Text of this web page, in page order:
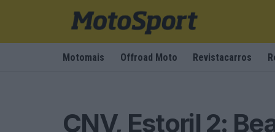
Motomais Offroad Moto Revistacarros
CNV, Estoril 2: